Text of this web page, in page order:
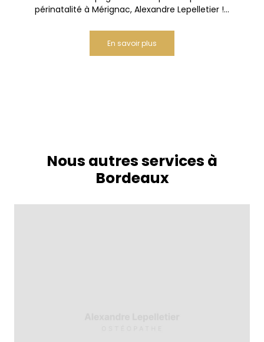
périnatalité à Mérignac, Alexandre Lepelletier !...
En savoir plus
Nous autres services à
Bordeaux